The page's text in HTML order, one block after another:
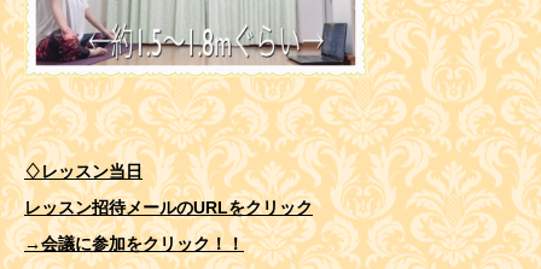
♢レッスン当日
レッスン招待メールのURLをクリック
→会議に参加をクリック！！